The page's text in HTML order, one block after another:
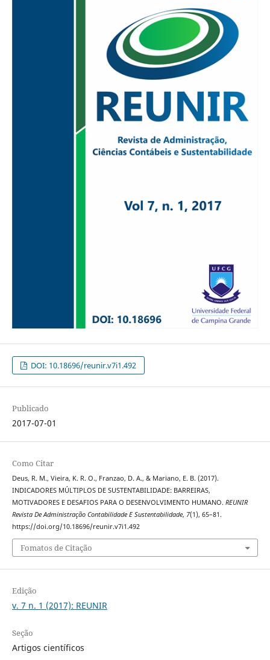
DOI: 10.18696/reunir.v7i1.492
Publicado
2017-07-01
Como Citar
Deus, R. M., Vieira, K. R. O., Franzao, D. A., & Mariano, E. B. (2017).
INDICADORES MÚLTIPLOS DE SUSTENTABILIDADE: BARREIRAS,
MOTIVADORES E DESAFIOS PARA O DESENVOLVIMENTO HUMANO. REUNIR
Revista De Administração Contabilidade E Sustentabilidade, 7(1), 65–81.
https://doi.org/10.18696/reunir.v7i1.492
Fomatos de Citação
Edição
v. 7 n. 1 (2017): REUNIR
Seção
Artigos científicos